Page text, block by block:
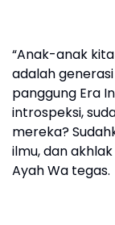
‎“Anak-anak kita
adalah
panggung Era
introspeksi,
mereka?
ilmu, dan
Ayah Wa tegas.